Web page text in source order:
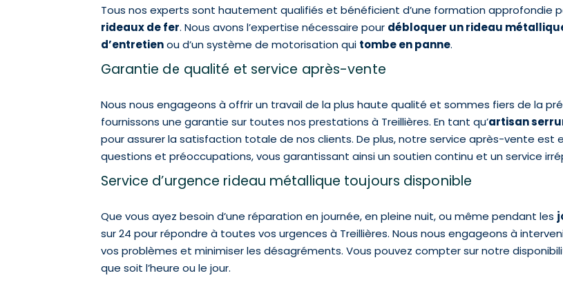
Tous nos experts sont hautement qualifiés et bénéficient d’une formation approfondie
rideaux de fer. Nous avons l’expertise nécessaire pour débloquer un rideau
d’entretienou d’un système de motorisation qui tombe en panne.
Garantie de qualité et service après-vente
Nous nous engageons à offrir un travail de la plus haute qualité et sommes fiers de la
fournissons une garantie sur toutes nos prestations à Treillières. En tant qu’artisan
pour assurer la satisfaction totale de nos clients. De plus, notre service après-vente
questions et préoccupations, vous garantissant ainsi un soutien continu et un service
Service d’urgence rideau métallique toujours disponible
Que vous ayez besoin d’une réparation en journée, en pleine nuit, ou même pendant les
sur 24 pour répondre à toutes vos urgences à Treillières. Nous nous engageons à
vos problèmes et minimiser les désagréments. Vous pouvez compter sur notre
que soit l’heure ou le jour.